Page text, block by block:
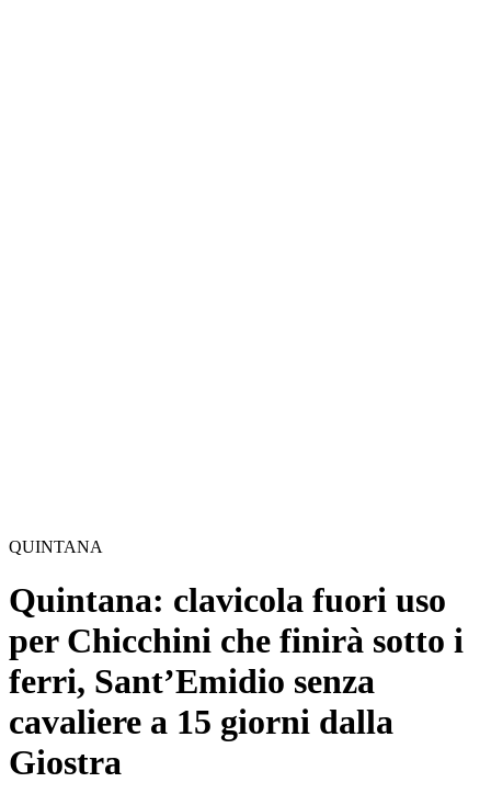
QUINTANA
Quintana: clavicola fuori uso
per Chicchini che finirà sotto i
ferri, Sant’Emidio senza
cavaliere a 15 giorni dalla
Giostra